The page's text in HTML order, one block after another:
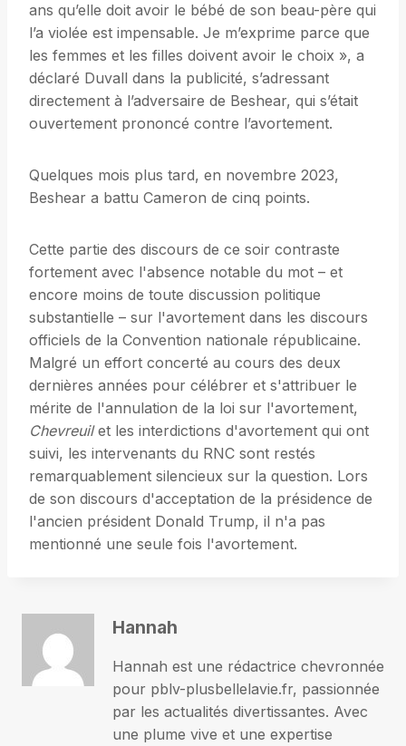
ans qu’elle doit avoir le bébé de son beau-père qui
l’a violée est impensable. Je m’exprime parce que
les femmes et les filles doivent avoir le choix », a
déclaré Duvall dans la publicité, s’adressant
directement à l’adversaire de Beshear, qui s’était
ouvertement prononcé contre l’avortement.
Quelques mois plus tard, en novembre 2023,
Beshear a battu Cameron de cinq points.
Cette partie des discours de ce soir contraste
fortement avec l'absence notable du mot – et
encore moins de toute discussion politique
substantielle – sur l'avortement dans les discours
officiels de la Convention nationale républicaine.
Malgré un effort concerté au cours des deux
dernières années pour célébrer et s'attribuer le
mérite de l'annulation de la loi sur l'avortement,
Chevreuilet les interdictions d'avortement qui ont
suivi, les intervenants du RNC sont restés
remarquablement silencieux sur la question. Lors
de son discours d'acceptation de la présidence de
l'ancien président Donald Trump, il n'a pas
mentionné une seule fois l'avortement.
Hannah
Hannah est une rédactrice chevronnée
pour pblv-plusbellelavie.fr, passionnée
par les actualités divertissantes. Avec
une plume vive et une expertise